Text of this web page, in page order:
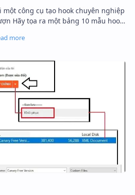
một công cụ tạo hook chuyên nghiệp
tọa ra một bảng 10 mẫu hook